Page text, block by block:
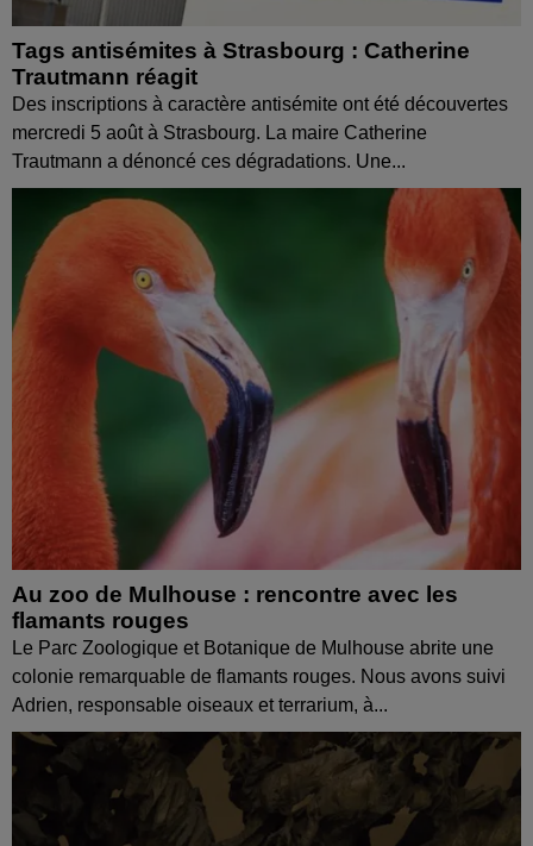
Tags antisémites à Strasbourg : Catherine
Trautmann réagit
Des inscriptions à caractère antisémite ont été découvertes
mercredi 5 août à Strasbourg. La maire Catherine
Trautmann a dénoncé ces dégradations. Une...
Au zoo de Mulhouse : rencontre avec les
flamants rouges
Le Parc Zoologique et Botanique de Mulhouse abrite une
colonie remarquable de flamants rouges. Nous avons suivi
Adrien, responsable oiseaux et terrarium, à...